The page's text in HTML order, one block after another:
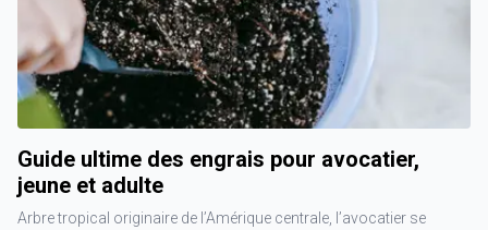
Guide ultime des engrais pour avocatier,
jeune et adulte
Arbre tropical originaire de l’Amérique centrale, l’avocatier se